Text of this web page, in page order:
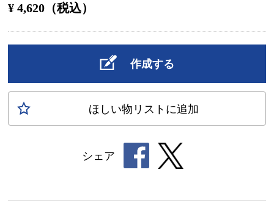
¥ 4,620（税込）
作成する
ほしい物 リスト に追加
シェア